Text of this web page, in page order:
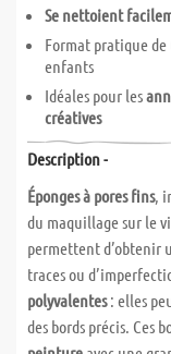
Se nettoient
Format pratique de
enfants
Idéales pour les
créatives
Description -
Éponges à pores fins,
du maquillage sur le
permettent d’obtenir
traces ou
polyvalentes: elles
des bords précis. Ces